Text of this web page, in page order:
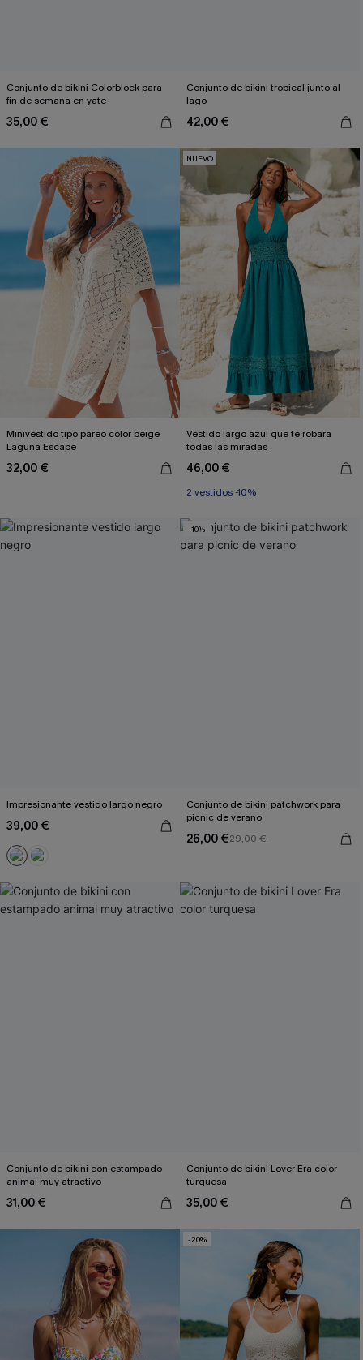
Conjunto de bikini Colorblock para
fin de semana en yate
35,00 €
Conjunto de bikini tropical junto al
lago
42,00 €
Minivestido tipo pareo color beige
Laguna Escape
32,00 €
NUEVO
Vestido largo azul que te robará
todas las miradas
46,00 €
2 vestidos -10%
Impresionante vestido largo negro
39,00 €
-10%
Conjunto de bikini patchwork para
picnic de verano
26,00 €29,00 €
Conjunto de bikini con estampado
animal muy atractivo
31,00 €
Conjunto de bikini Lover Era color
turquesa
35,00 €
-20%